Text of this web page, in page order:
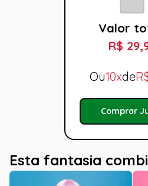
Valor
R$
Ou10xde
Comprar
Esta fantasia